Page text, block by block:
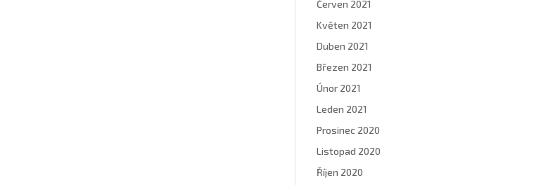
Červen 2021
Květen 2021
Duben 2021
Březen 2021
Únor 2021
Leden 2021
Prosinec 2020
Listopad 2020
Říjen 2020